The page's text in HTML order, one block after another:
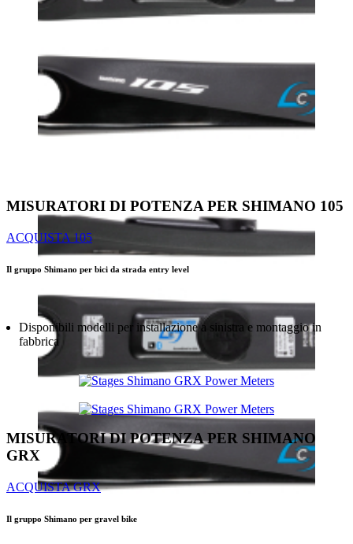
MISURATORI DI POTENZA PER SHIMANO 105
ACQUISTA 105
Il gruppo Shimano per bici da strada entry level
Disponibili modelli per installazione a sinistra e montaggio in
fabbrica
MISURATORI DI POTENZA PER SHIMANO
GRX
ACQUISTA GRX
Il gruppo Shimano per gravel bike